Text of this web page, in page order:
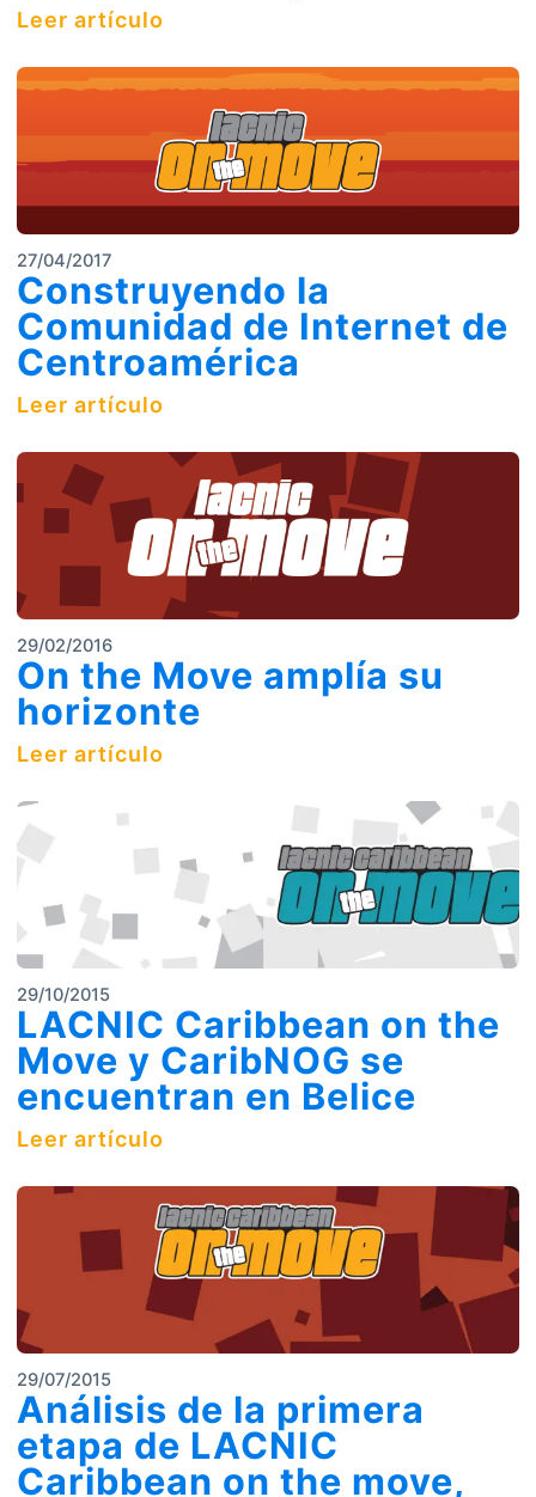
Leer artículo
27/04/2017
Construyendo la
Comunidad de Internet de
Centroamérica
Leer artículo
29/02/2016
On the Move amplía su
horizonte
Leer artículo
29/10/2015
LACNIC Caribbean on the
Move y CaribNOG se
encuentran en Belice
Leer artículo
29/07/2015
Análisis de la primera
etapa de LACNIC
Caribbean on the move,